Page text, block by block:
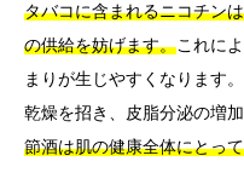
タバコに含まれるニコチン
の供給を妨げます。これに
まりが生じやすくなります
乾燥を招き、皮脂分泌の増
節酒は肌の健康全体にとっ